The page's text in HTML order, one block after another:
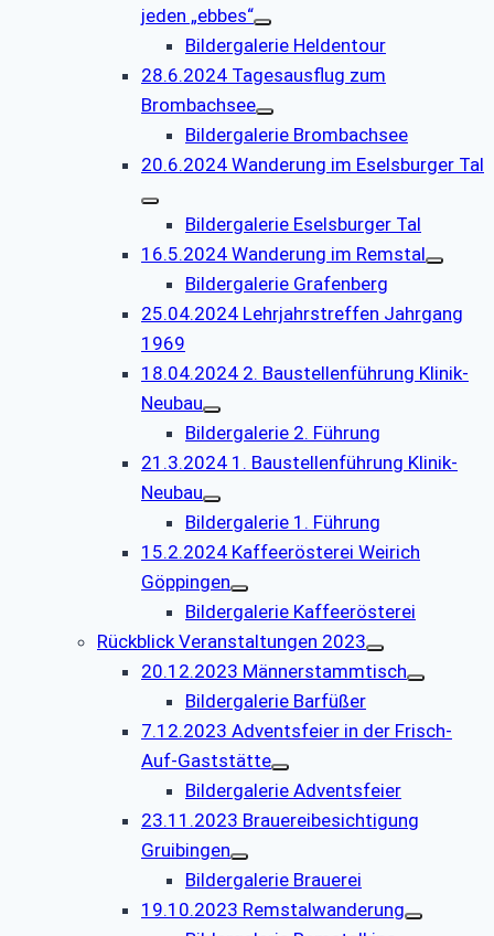
jeden „ebbes“
Bildergalerie Heldentour
28.6.2024 Tagesausflug zum
Brombachsee
Bildergalerie Brombachsee
20.6.2024 Wanderung im Eselsburger Tal
Bildergalerie Eselsburger Tal
16.5.2024 Wanderung im Remstal
Bildergalerie Grafenberg
25.04.2024 Lehrjahrstreffen Jahrgang
1969
18.04.2024 2. Baustellenführung Klinik-
Neubau
Bildergalerie 2. Führung
21.3.2024 1. Baustellenführung Klinik-
Neubau
Bildergalerie 1. Führung
15.2.2024 Kaffeerösterei Weirich
Göppingen
Bildergalerie Kaffeerösterei
Rückblick Veranstaltungen 2023
20.12.2023 Männerstammtisch
Bildergalerie Barfüßer
7.12.2023 Adventsfeier in der Frisch-
Auf-Gaststätte
Bildergalerie Adventsfeier
23.11.2023 Brauereibesichtigung
Gruibingen
Bildergalerie Brauerei
19.10.2023 Remstalwanderung